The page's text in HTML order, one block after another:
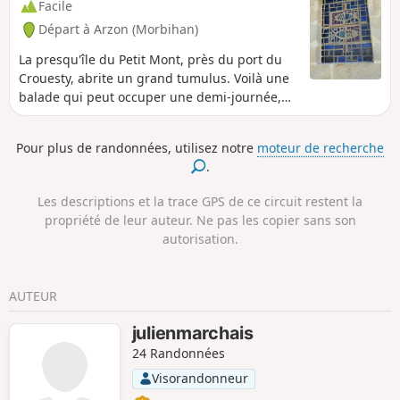
Facile
Départ à Arzon (Morbihan)
La presqu'île du Petit Mont, près du port du
Crouesty, abrite un grand tumulus. Voilà une
balade qui peut occuper une demi-journée,
entre l'opulence et la modernité du port de
le farniente de la grande Plage du Fogeo et la
présence spirituelle de 6 000 ans d'humanité
l'histoire complexe.
Pour plus de randonnées, utilisez notre moteur de recherche
.
Les descriptions et la trace GPS de ce circuit restent la
propriété de leur auteur. Ne pas les copier sans son
autorisation.
AUTEUR
julienmarchais
24 Randonnées
Visorandonneur